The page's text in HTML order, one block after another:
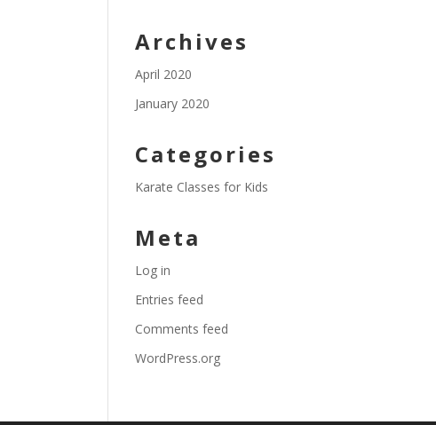
Archives
April 2020
January 2020
Categories
Karate Classes for Kids
Meta
Log in
Entries feed
Comments feed
WordPress.org